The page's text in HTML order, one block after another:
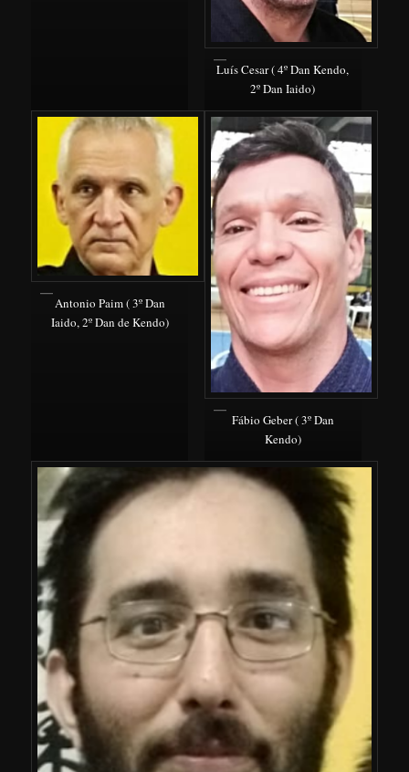
Luís Cesar ( 4º Dan Kendo,
2º Dan Iaido)
Antonio Paim ( 3º Dan
Iaido, 2º Dan de Kendo)
Fábio Geber ( 3º Dan
Kendo)